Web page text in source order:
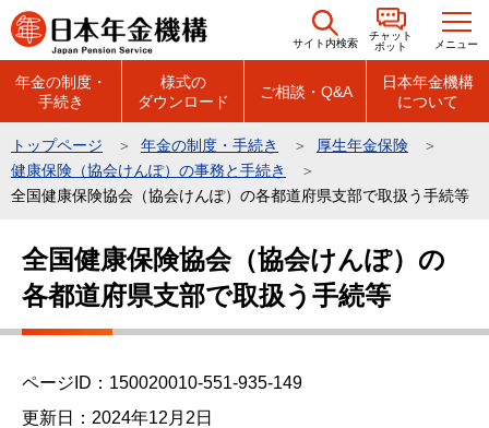
こ
の
の
先
サイト内検索
チャット
ボット
メニュー
年金の制度・
手続き
様式の
ダウンロード
ご相談・Q&A
日本年金機構
について
トップページ 年金の制度・手続き
厚生年金保険
健康保険（協会けんぽ）の事務と手続き
全国健康保険協会（協会けんぽ）の各都道府県支部で取扱う手続等
全国健康保険協会（協会けんぽ）の
各都道府県支部で取扱う手続等
ページID：150020010-551-935-149
更新日：2024年12月2日